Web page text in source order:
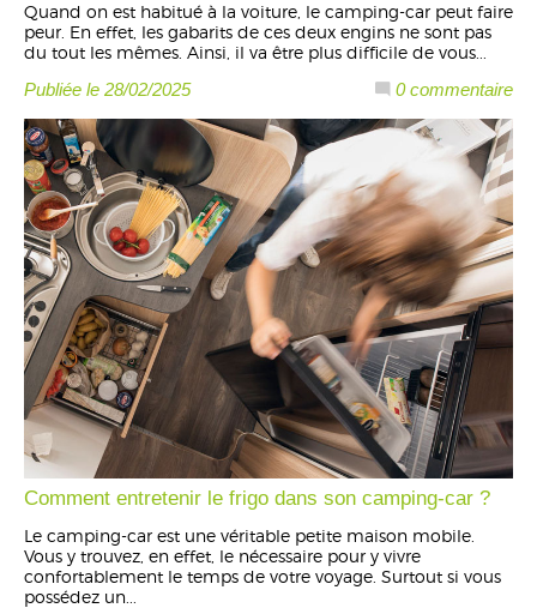
Quand on est habitué à la voiture, le camping-car peut faire
peur. En effet, les gabarits de ces deux engins ne sont pas
du tout les mêmes. Ainsi, il va être plus difficile de vous...
0 commentaire
Publiée le 28/02/2025
Comment entretenir le frigo dans son camping-car ?
Le camping-car est une véritable petite maison mobile.
Vous y trouvez, en effet, le nécessaire pour y vivre
confortablement le temps de votre voyage. Surtout si vous
possédez un...